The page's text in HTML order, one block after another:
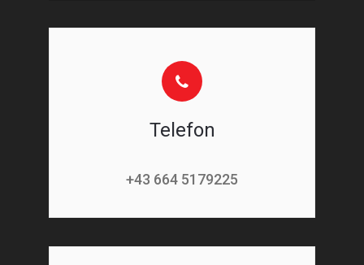
Telefon
+43 664 5179225